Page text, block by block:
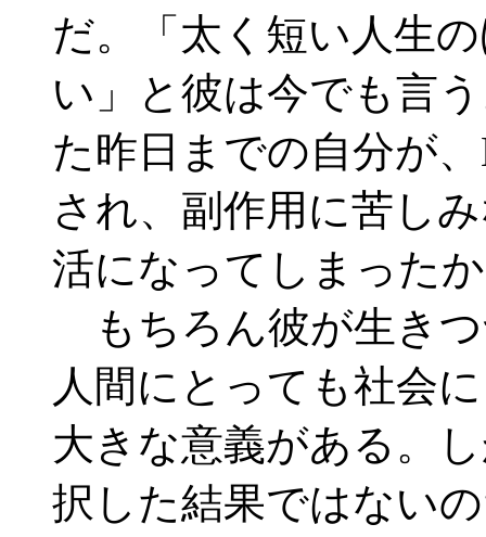
だ。「太く短い人生
い」と彼は今でも言
た昨日までの自分が
され、副作用に苦し
活になってしまった
もちろん彼が生き
人間にとっても社会
大きな意義がある。
択した結果ではない